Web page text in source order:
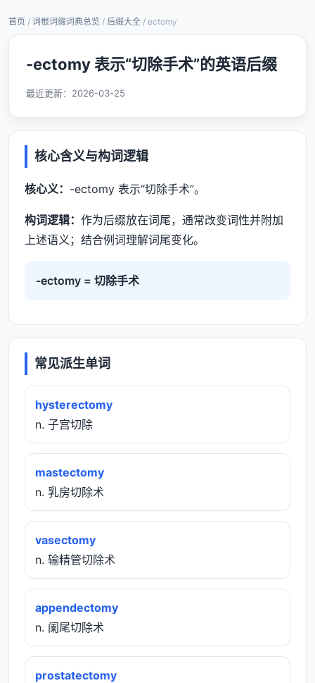
首页 / 词根词缀词典总览 / 后缀大全 / ectomy
-ectomy 表示“切除手术”的英语后缀
最近更新： 2026-03-25
核心含义与构词逻辑
核心义： -ectomy 表示“切除手术”。
构词逻辑： 作为后缀放在词尾，通常改变词性并附加
上述语义；结合例词理解词尾变化。
-ectomy = 切除手术
常见派生单词
hysterectomy
n. 子宫切除
mastectomy
n. 乳房切除术
vasectomy
n. 输精管切除术
appendectomy
n. 阑尾切除术
prostatectomy